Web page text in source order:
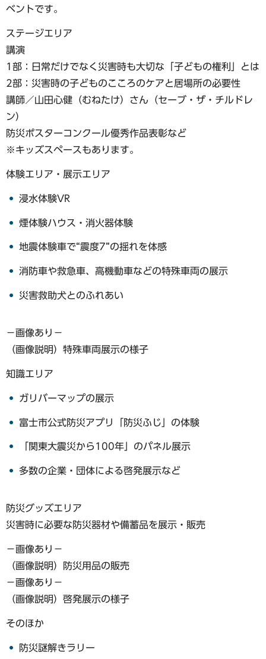
ベントです。
ステージエリア
講演
1部：日常だけでなく災害時も大切な「子どもの権利」とは
2部：災害時の子どものこころのケアと居場所の必要性
講師／山田心健（むねたけ）さん（セーブ・ザ・チルドレ
ン）
防災ポスターコンクール優秀作品表彰など
※キッズスペースもあります。
体験エリア・展示エリア
浸水体験VR
煙体験ハウス・消火器体験
地震体験車で“震度7”の揺れを体感
消防車や救急車、高機動車などの特殊車両の展示
災害救助犬とのふれあい
−画像あり−
（画像説明）特殊車両展示の様子
知識エリア
ガリバーマップの展示
富士市公式防災アプリ「防災ふじ」の体験
「関東大震災から100年」のパネル展示
多数の企業・団体による啓発展示など
防災グッズエリア
災害時に必要な防災器材や備蓄品を展示・販売
−画像あり−
（画像説明）防災用品の販売
−画像あり−
（画像説明）啓発展示の様子
そのほか
防災謎解きラリー